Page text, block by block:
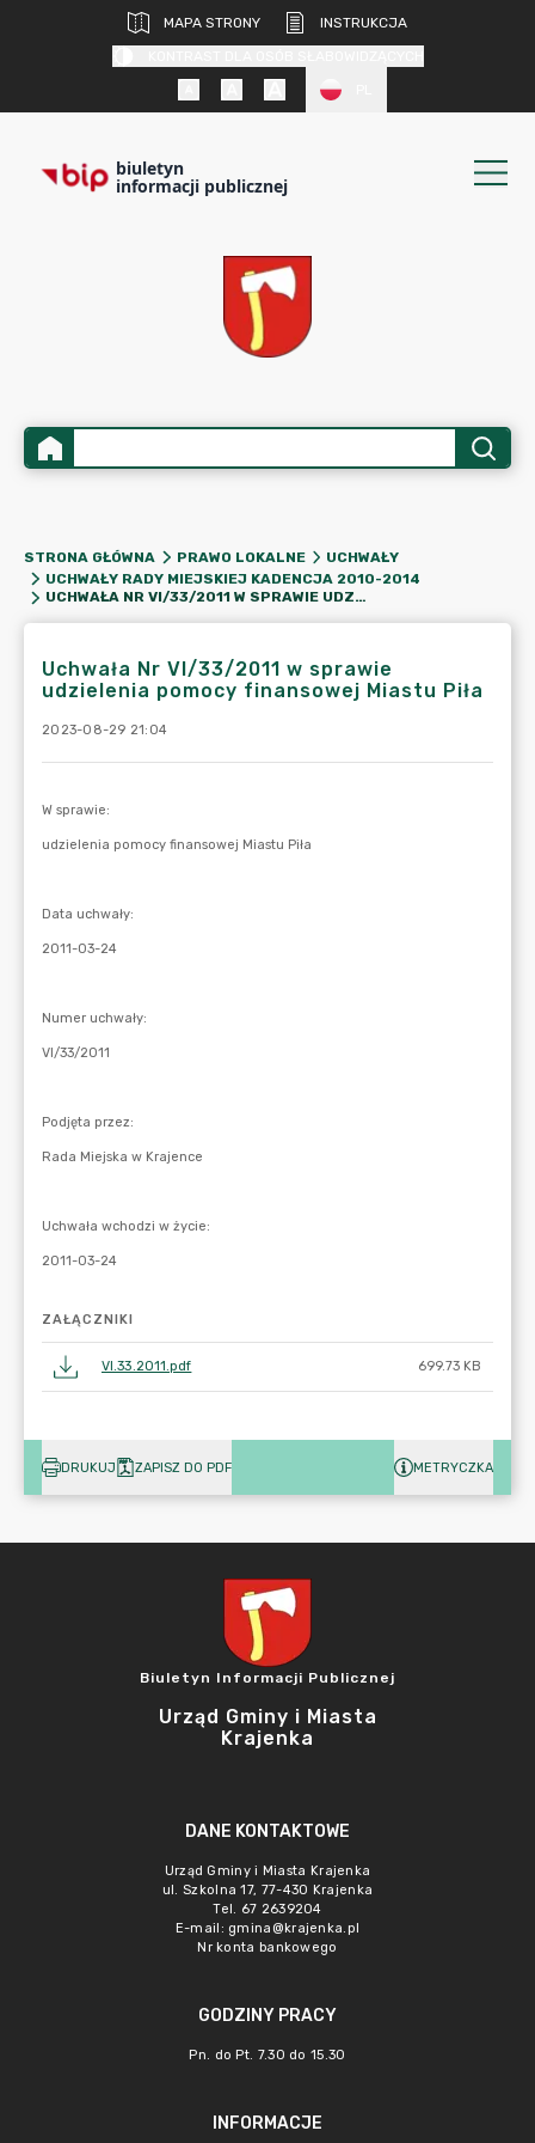
MAPA STRONY
INSTRUKCJA
biuletyn
informacji publicznej
STRONA GŁÓWNA PRAWO LOKALNE
UCHWAŁY
UCHWAŁY RADY MIEJSKIEJ KADENCJA 2010-2014
UCHWAŁA NR VI/33/2011 W SPRAWIE UDZIELENIA POMOCY FINANSOWEJ MIASTU PIŁA
Uchwała Nr VI/33/2011 w sprawie
udzielenia pomocy finansowej Miastu Piła
2023-08-29 21:04
ZAŁĄCZNIKI
VI.33.2011.pdf 699.73 KB
DRUKUJ ZAPISZ DO PDF METRYCZKA
Biuletyn Informacji Publicznej
Urząd Gminy i Miasta
Krajenka
DANE KONTAKTOWE
Urząd Gminy i Miasta Krajenka
ul. Szkolna 17, 77-430 Krajenka
Tel. 67 2639204
E-mail: gmina@krajenka.pl
Nr konta bankowego
GODZINY PRACY
Pn. do Pt. 7.30 do 15.30
INFORMACJE